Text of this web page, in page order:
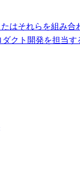
はそれらを組み
ダクト開発を担